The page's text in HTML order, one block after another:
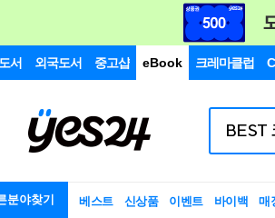
서 외국도서 중고샵 eBook 크레마클럽
분야찾기 베스트 신상품 이벤트 바이백 매